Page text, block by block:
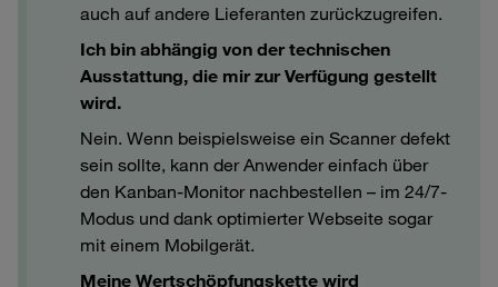
auch auf andere Lieferanten zurückzugreifen.
Ich bin abhängig von der technischen
Ausstattung, die mir zur Verfügung gestellt
wird.
Nein. Wenn beispielsweise ein Scanner defekt
sein sollte, kann der Anwender einfach über
den Kanban-Monitor nachbestellen – im 24/7-
Modus und dank optimierter Webseite sogar
mit einem Mobilgerät.
Meine Wertschöpfungskette wird